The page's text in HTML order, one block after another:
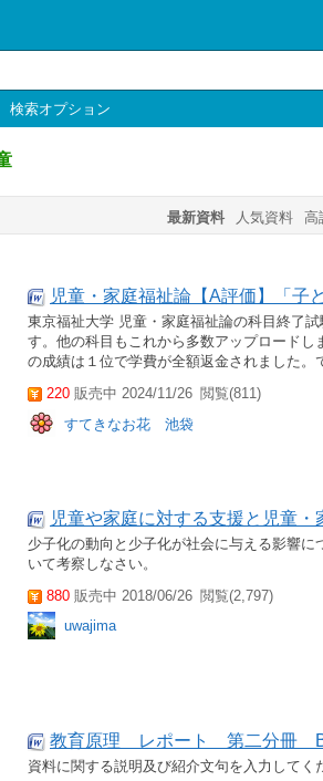
検索オプション
最新資料 人気資料 高
児童・家庭福祉論【A評価】「子
東京福祉大学 児童・家庭福祉論の科目終了
す。他の科目もこれから多数アップロード
の成績は１位で学費が全額返金されました
220 販売中 2024/11/26 閲覧(811)
すてきなお花 池袋
児童や家庭に対する支援と児童・
少子化の動向と少子化が社会に与える影響
いて考察しなさい。
880 販売中 2018/06/26 閲覧(2,797)
uwajima
教育原理 レポート 第二分冊
資料に関する説明及び紹介文句を入力して